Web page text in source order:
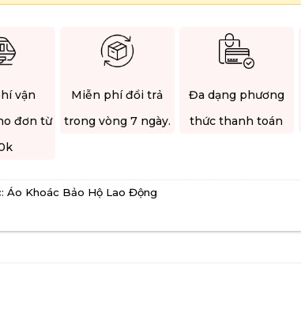
vận
đơn từ
Miễn phí đổi trả
trong vòng 7 ngày.
Đa dạng phương
thức thanh toán
Áo Khoác Bảo Hộ Lao Động